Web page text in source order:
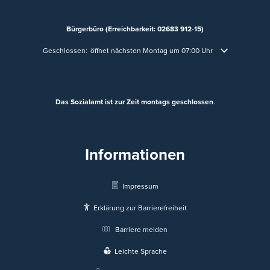
Bürgerbüro (Erreichbarkeit: 02683 912-15)
Klicken, um weitere Öffnungs- oder Schließzeiten auszublenden
Geschlossen: öffnet nächsten Montag um 07:00 Uhr
Das Sozialamt ist zur Zeit montags geschlossen.
Informationen
Impressum
Erklärung zur Barrierefreiheit
Barriere melden
Leichte Sprache